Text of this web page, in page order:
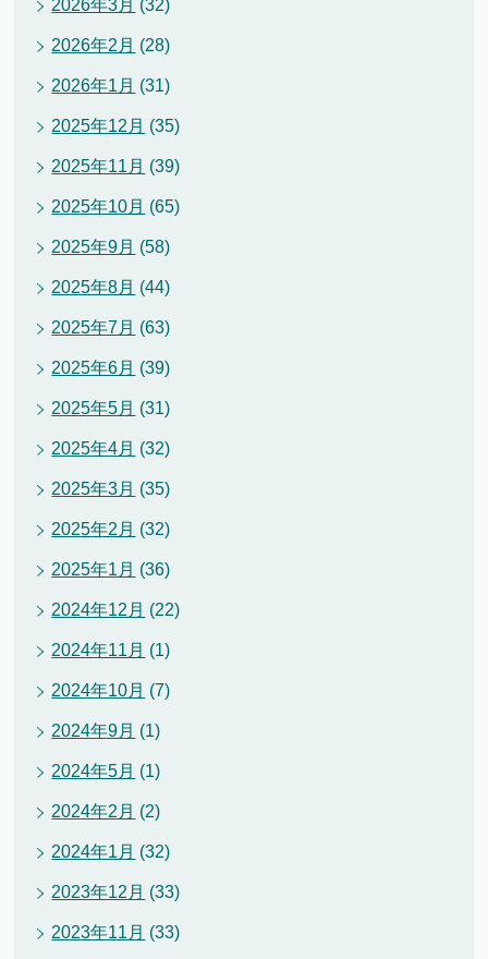
2026年3月 (32)
2026年2月 (28)
2026年1月 (31)
2025年12月 (35)
2025年11月 (39)
2025年10月 (65)
2025年9月 (58)
2025年8月 (44)
2025年7月 (63)
2025年6月 (39)
2025年5月 (31)
2025年4月 (32)
2025年3月 (35)
2025年2月 (32)
2025年1月 (36)
2024年12月 (22)
2024年11月 (1)
2024年10月 (7)
2024年9月 (1)
2024年5月 (1)
2024年2月 (2)
2024年1月 (32)
2023年12月 (33)
2023年11月 (33)